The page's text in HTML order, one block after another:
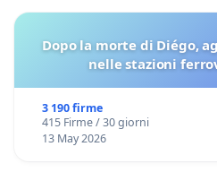
Dopo la morte di Diégo,
nelle stazioni
3 190 firme
415 Firme / 30 giorni
13 May 2026